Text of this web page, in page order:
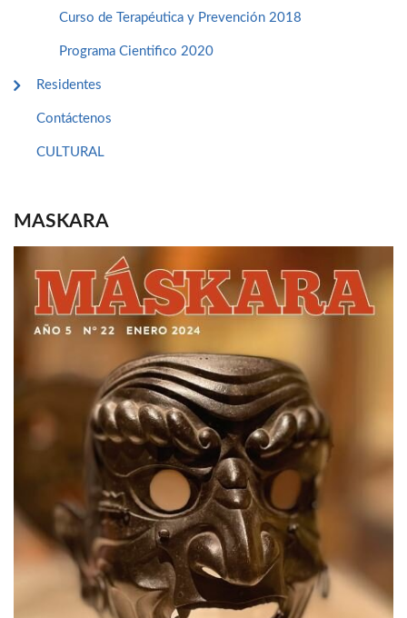
Curso de Terapéutica y Prevención 2018
Programa Cientifico 2020
Residentes
Contáctenos
CULTURAL
MASKARA